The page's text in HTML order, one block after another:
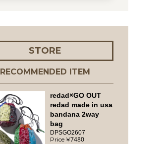
STORE
RECOMMENDED ITEM
redad×GO OUT
redad made in usa
bandana 2way
bag
DPSGO2607
7480